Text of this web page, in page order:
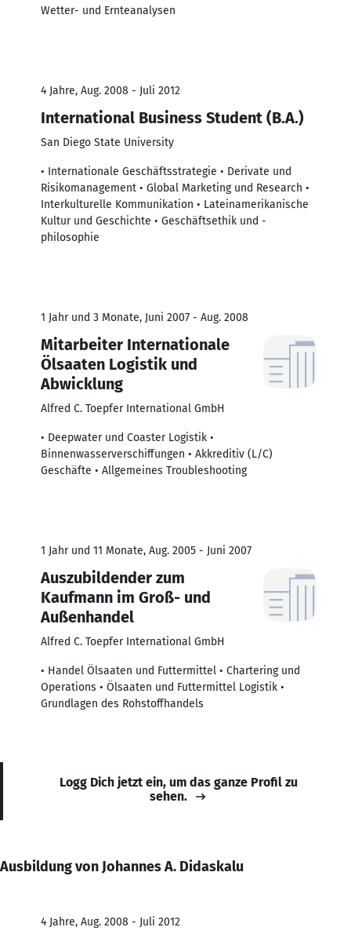
Wetter- und Ernteanalysen
4 Jahre, Aug. 2008 - Juli 2012
International Business Student (B.A.)
San Diego State University
• Internationale Geschäftsstrategie • Derivate und
Risikomanagement • Global Marketing und Research •
Interkulturelle Kommunikation • Lateinamerikanische
Kultur und Geschichte • Geschäftsethik und -
philosophie
1 Jahr und 3 Monate, Juni 2007 - Aug. 2008
Mitarbeiter Internationale
Ölsaaten Logistik und
Abwicklung
Alfred C. Toepfer International GmbH
• Deepwater und Coaster Logistik •
Binnenwasserverschiffungen • Akkreditiv (L/C)
Geschäfte • Allgemeines Troubleshooting
1 Jahr und 11 Monate, Aug. 2005 - Juni 2007
Auszubildender zum
Kaufmann im Groß- und
Außenhandel
Alfred C. Toepfer International GmbH
• Handel Ölsaaten und Futtermittel • Chartering und
Operations • Ölsaaten und Futtermittel Logistik •
Grundlagen des Rohstoffhandels
Logg Dich jetzt ein, um das ganze Profil zu
sehen.
Ausbildung von Johannes A. Didaskalu
4 Jahre, Aug. 2008 - Juli 2012